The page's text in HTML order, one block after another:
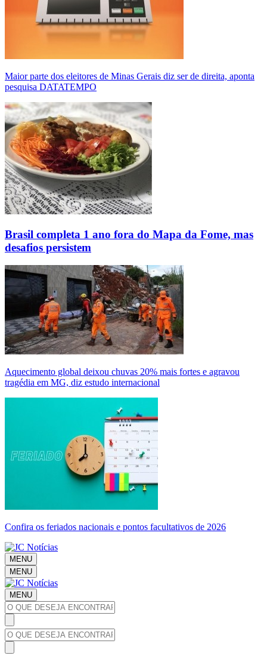
Maior parte dos eleitores de Minas Gerais diz ser de direita, aponta
pesquisa DATATEMPO
Brasil completa 1 ano fora do Mapa da Fome, mas
desafios persistem
Aquecimento global deixou chuvas 20% mais fortes e agravou
tragédia em MG, diz estudo internacional
Confira os feriados nacionais e pontos facultativos de 2026
MENU
MENU
MENU